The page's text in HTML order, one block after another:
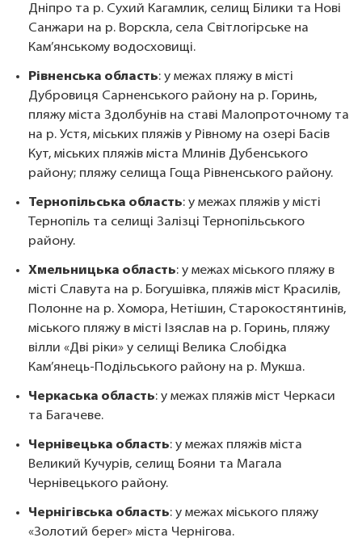
Дніпро та р. Сухий Кагамлик, селищ Білики та Нові
Санжари на р. Ворскла, села Світлогірське на
Кам’янському водосховищі.
Рівненська область: у межах пляжу в місті
Дубровиця Сарненського району на р. Горинь,
пляжу міста Здолбунів на ставі Малопроточному та
на р. Устя, міських пляжів у Рівному на озері Басів
Кут, міських пляжів міста Млинів Дубенського
району; пляжу селища Гоща Рівненського району.
Тернопільська область: у межах пляжів у місті
Тернопіль та селищі Залізці Тернопільського
району.
Хмельницька область: у межах міського пляжу в
місті Славута на р. Богушівка, пляжів міст Красилів,
Полонне на р. Хомора, Нетішин, Старокостянтинів,
міського пляжу в місті Ізяслав на р. Горинь, пляжу
вілли «Дві ріки» у селищі Велика Слобідка
Кам’янець-Подільського району на р. Мукша.
Черкаська область: у межах пляжів міст Черкаси
та Багачеве.
Чернівецька область: у межах пляжів міста
Великий Кучурів, селищ Бояни та Магала
Чернівецького району.
Чернігівська область: у межах міського пляжу
«Золотий берег» міста Чернігова.